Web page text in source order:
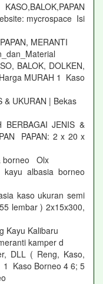
mycrospace Isi
MERANTI
BALOK, DOLKEN,
MURAH 1 Kaso
& UKURAN | Bekas
JENIS &
PAPAN: 2 x 20 x
borneo Olx
albasia borneo
kaso ukuran semi
lembar ) 2x15x300,
Kayu Kalibaru
kamper d
DLL ( Reng, Kaso,
1 Kaso Borneo 4 6; 5